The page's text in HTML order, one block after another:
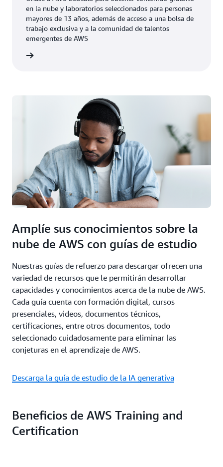
en la nube y laboratorios seleccionados para personas
mayores de 13 años, además de acceso a una bolsa de
trabajo exclusiva y a la comunidad de talentos
emergentes de AWS
Amplíe sus conocimientos sobre la
nube de AWS con guías de estudio
Nuestras guías de refuerzo para descargar ofrecen una
variedad de recursos que le permitirán desarrollar
capacidades y conocimientos acerca de la nube de AWS.
Cada guía cuenta con formación digital, cursos
presenciales, videos, documentos técnicos,
certificaciones, entre otros documentos, todo
seleccionado cuidadosamente para eliminar las
conjeturas en el aprendizaje de AWS.
Descarga la guía de estudio de la IA generativa
Beneficios de AWS Training and
Certification